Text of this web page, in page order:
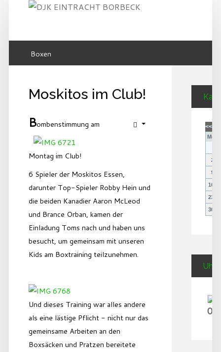
FORUM DOWNLOAD
Boxen
Moskitos im Club!
Bombenstimmung am
Montag im Club!
6 Spieler der Moskitos Essen,
darunter Top-Spieler Robby Hein und
die beiden Kanadier Aaron McLeod
und Brance Orban, kamen der
Einladung Toms nach und haben uns
besucht, um gemeinsam mit unseren
Kids am Boxtraining teilzunehmen.
Und dieses Training war alles andere
als eine lästige Pflicht - nicht nur das
gemeinsame Arbeiten an den
Boxsäcken und Pratzen bereitete
<<
Mo
2
9
16
23
30